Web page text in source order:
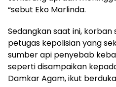
“sebut Eko Marlinda.
Sedangkan saat ini, korban
petugas kepolisian yang
sumber api penyebab
seperti disampaikan
Damkar Agam, ikut